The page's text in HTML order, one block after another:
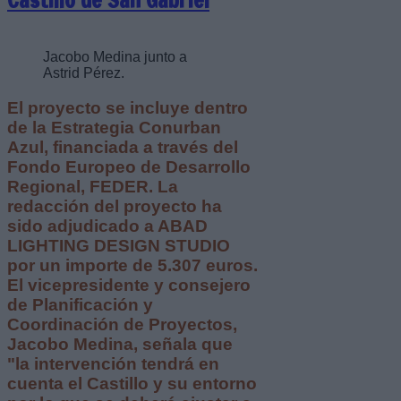
Jacobo Medina junto a
Astrid Pérez.
El proyecto se incluye dentro
de la Estrategia Conurban
Azul, financiada a través del
Fondo Europeo de Desarrollo
Regional, FEDER. La
redacción del proyecto ha
sido adjudicado a ABAD
LIGHTING DESIGN STUDIO
por un importe de 5.307 euros.
El vicepresidente y consejero
de Planificación y
Coordinación de Proyectos,
Jacobo Medina, señala que
"la intervención tendrá en
cuenta el Castillo y su entorno